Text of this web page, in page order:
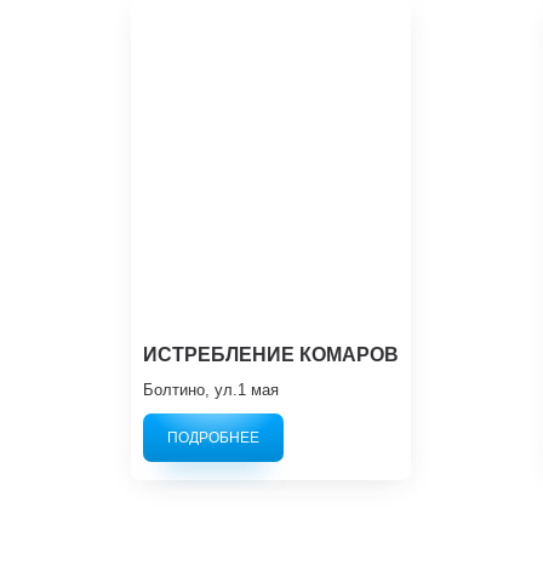
ИСТРЕБЛЕНИЕ КОМАРОВ
Болтино, ул.1 мая
ПОДРОБНЕЕ